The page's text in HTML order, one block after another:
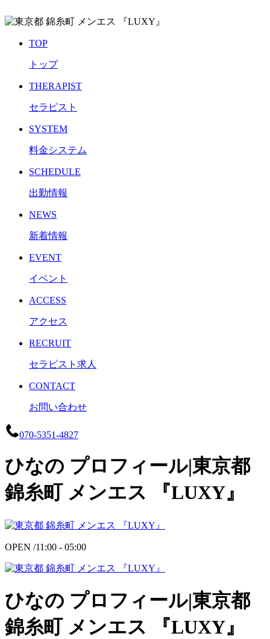
TOP
トップ
THERAPIST
セラピスト
SYSTEM
料金システム
SCHEDULE
出勤情報
NEWS
新着情報
EVENT
イベント
ACCESS
アクセス
RECRUIT
セラピスト求人
CONTACT
お問い合わせ
070-5351-4827
ひなの プロフィール|東京都
錦糸町 メンエス 『LUXY』
OPEN /11:00 - 05:00
ひなの プロフィール|東京都
錦糸町 メンエス 『LUXY』